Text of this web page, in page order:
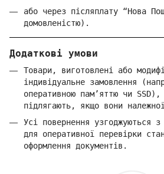
або через післяплату “Нова
домовленістю).
Додаткові умови
Товари, виготовлені або
індивідуальне замовлення
оперативною пам’яттю чи
підлягають, якщо вони
Усі повернення узгоджуються
для оперативної перевірки
оформлення документів.